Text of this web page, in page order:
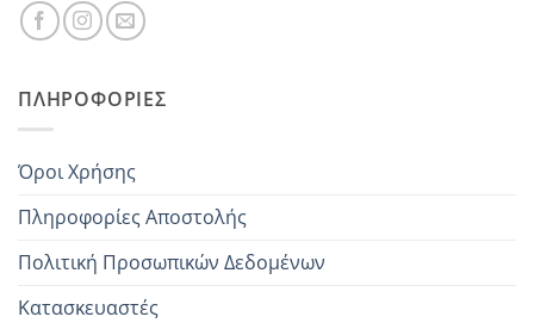
ΠΛΗΡΟΦΟΡΊΕΣ
Όροι Χρήσης
Πληροφορίες Αποστολής
Πολιτική Προσωπικών Δεδομένων
Κατασκευαστές